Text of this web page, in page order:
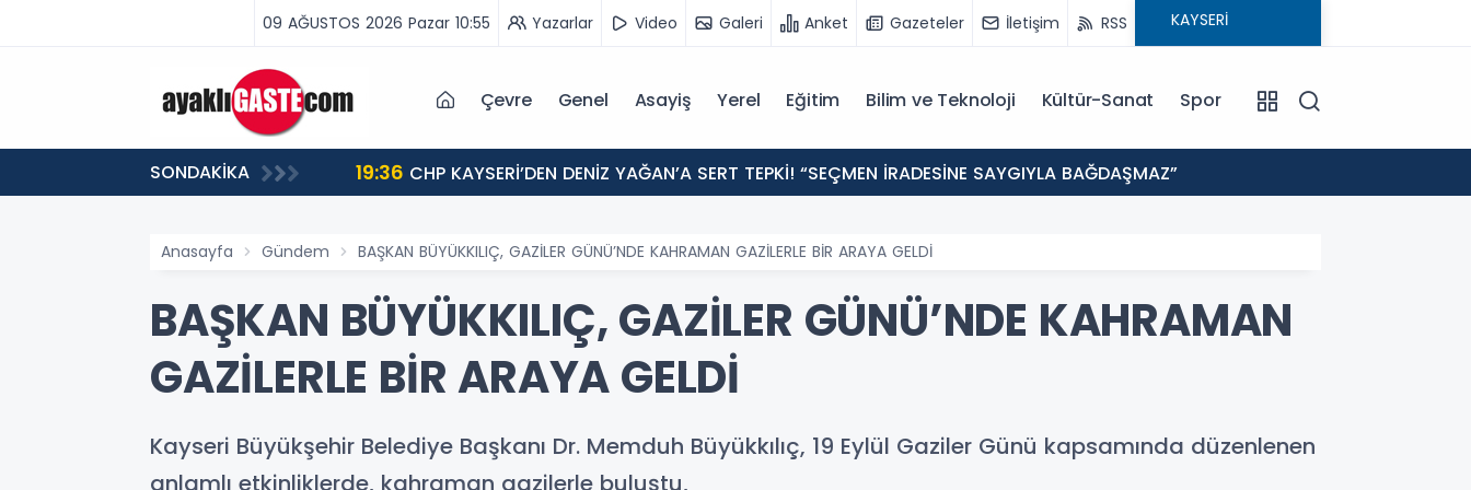
09 AĞUSTOS 2026 Pazar 10:55 Yazarlar Video Galeri Anket Gazeteler İletişim RSS
Çevre Genel Asayiş Yerel Eğitim Bilim ve Teknoloji Kültür-Sanat Spor
SONDAKİKA 19:36 CHP KAYSERİ’DEN DENİZ YAĞAN’A SERT TEPKİ! “SEÇMEN İRADESİNE SAYGIYLA BAĞDAŞMAZ”
Anasayfa Gündem BAŞKAN BÜYÜKKILIÇ, GAZİLER GÜNÜ’NDE KAHRAMAN GAZİLERLE BİR ARAYA GELDİ
BAŞKAN BÜYÜKKILIÇ, GAZİLER GÜNÜ’NDE KAHRAMAN
GAZİLERLE BİR ARAYA GELDİ
Kayseri Büyükşehir Belediye Başkanı Dr. Memduh Büyükkılıç, 19 Eylül Gaziler Günü kapsamında düzenlenen
anlamlı etkinliklerde, kahraman gazilerle buluştu,